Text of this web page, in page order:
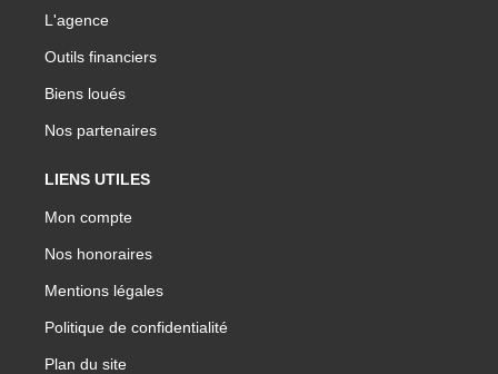
L'agence
Outils financiers
Biens loués
Nos partenaires
LIENS UTILES
Mon compte
Nos honoraires
Mentions légales
Politique de confidentialité
Plan du site